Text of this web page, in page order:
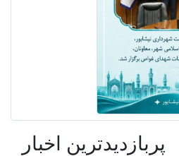
پربازدیدترین اخبار